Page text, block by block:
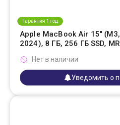
Гарантия 1 год
Apple MacBook Air 15" (M3,
2024), 8 ГБ, 256 ГБ SSD,
Нет в наличии
Уведомить о